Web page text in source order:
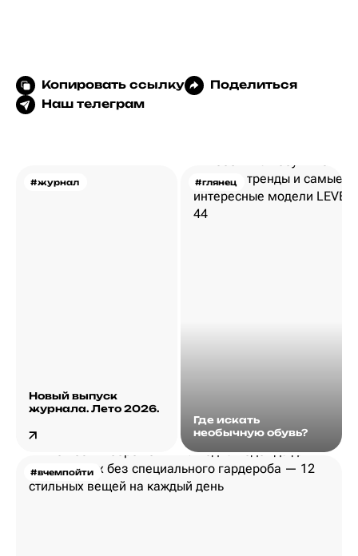
Копировать ссылку
Поделиться
Наш телеграм
#журнал
Новый выпуск
журнала. Лето 2026.
#глянец
Где искать
необычную обувь?
#вчемпойти